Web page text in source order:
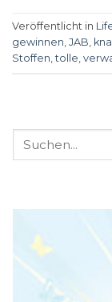
Veröffentlicht in
gewinnen, JAB,
Stoffen,tolle,